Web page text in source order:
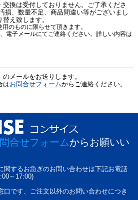
換は受付しておりません。ご了承くださ
損、数量不足、商品間違い等がございまし
え致します。
のものに限らせて頂きます。
電子メールにてご連絡ください。詳しい内容は
メールをお送りします。
はお問合せフォームからご連絡ください。
合せフォームからお願いい
関するお急ぎのお問い合わせは下記お電話
～17:00)
です、ご注文以外のお問い合わせにつき